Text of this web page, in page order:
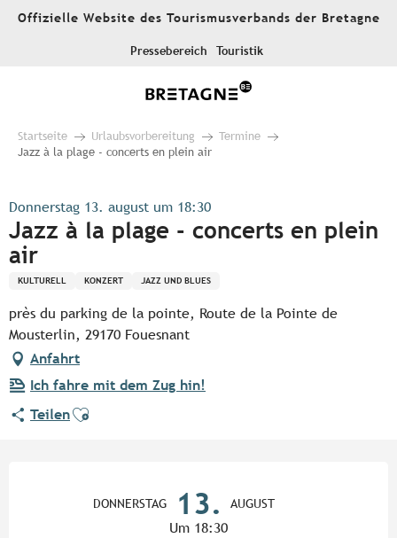
AllerOffizielle Website des Tourismusverbands der Bretagne
Pressebereich Touristik
Startseite Urlaubsvorbereitung
Termine
Jazz à la plage - concerts en plein air
Donnerstag 13. august um 18:30
Jazz à la plage - concerts en plein
air
KULTURELL KONZERT JAZZ UND BLUES
près du parking de la pointe, Route de la Pointe de
Mousterlin, 29170 Fouesnant
Anfahrt
Ich fahre mit dem Zug hin!
TeilenAjouter aux favoris
DONNERSTAG 13. AUGUST
Um 18:30